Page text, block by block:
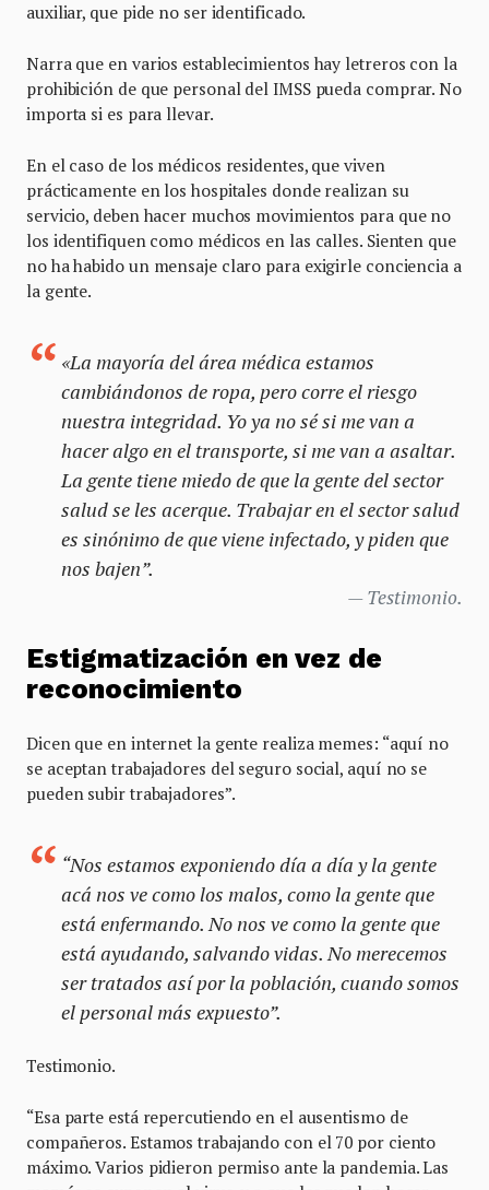
auxiliar, que pide no ser identificado.
Narra que en varios establecimientos hay letreros con la
prohibición de que personal del IMSS pueda comprar. No
importa si es para llevar.
En el caso de los médicos residentes, que viven
prácticamente en los hospitales donde realizan su
servicio, deben hacer muchos movimientos para que no
los identifiquen como médicos en las calles. Sienten que
no ha habido un mensaje claro para exigirle conciencia a
la gente.
«La mayoría del área médica estamos
cambiándonos de ropa, pero corre el riesgo
nuestra integridad. Yo ya no sé si me van a
hacer algo en el transporte, si me van a asaltar.
La gente tiene miedo de que la gente del sector
salud se les acerque. Trabajar en el sector salud
es sinónimo de que viene infectado, y piden que
nos bajen”.
Testimonio.
Estigmatización en vez de
reconocimiento
Dicen que en internet la gente realiza memes: “aquí no
se aceptan trabajadores del seguro social, aquí no se
pueden subir trabajadores”.
“Nos estamos exponiendo día a día y la gente
acá nos ve como los malos, como la gente que
está enfermando. No nos ve como la gente que
está ayudando, salvando vidas. No merecemos
ser tratados así por la población, cuando somos
el personal más expuesto”.
Testimonio.
“Esa parte está repercutiendo en el ausentismo de
compañeros. Estamos trabajando con el 70 por ciento
máximo. Varios pidieron permiso ante la pandemia. Las